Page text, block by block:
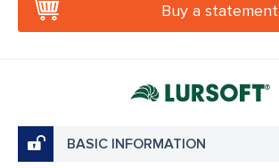
Buy a statement
BASIC INFORMATION